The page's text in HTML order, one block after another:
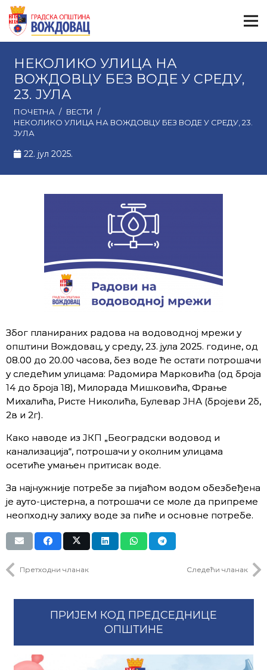
НЕКОЛИКО УЛИЦА НА
ВОЖДОВЦУ БЕЗ ВОДЕ У СРЕДУ,
23. ЈУЛА
ПОЧЕТНА / ВЕСТИ
/
НЕКОЛИКО УЛИЦА НА ВОЖДОВЦУ БЕЗ ВОДЕ У СРЕДУ, 23.
ЈУЛА
22. јул 2025.
Због планираних радова на водоводној мрежи у
општини Вождовац, у среду, 23. јула 2025. године, од
08.00 до 20.00 часова, без воде ће остати потрошачи
у следећим улицама: Радомира Марковића (од броја
14 до броја 18), Милорада Мишковића, Фрање
Михалића, Ристе Николића, Булевар ЈНА (бројеви 2б,
2в и 2г).
Како наводе из ЈКП „Београдски водовод и
канализација“, потрошачи у околним улицама
осетиће умањен притисак воде.
За најнужније потребе за пијаћом водом обезбеђена
је ауто-цистерна, а потрошачи се моле да припреме
неопходну залиху воде за пиће и основне потребе.
Претходни чланак Следећи чланак
ПРИЈЕМ КОД ПРЕДСЕДНИЦЕ
ОПШТИНЕ